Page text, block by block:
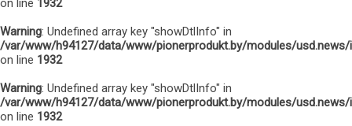
on line 1932
Warning: Undefined array key "showDtlInfo" in
/var/www/h94127/data/www/pionerprodukt.by/modules/usd.news/
on line 1932
Warning: Undefined array key "showDtlInfo" in
/var/www/h94127/data/www/pionerprodukt.by/modules/usd.news/
on line 1932